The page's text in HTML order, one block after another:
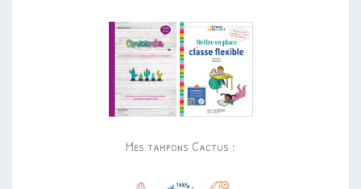
Mes tampons Cactus :